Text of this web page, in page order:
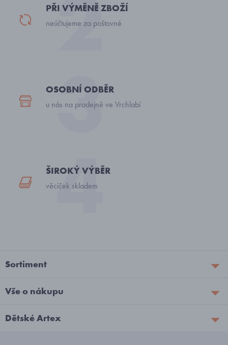
PŘI VÝMĚNĚ ZBOŽÍ
neúčtujeme za poštovné
OSOBNÍ ODBĚR
u nás na prodejně ve Vrchlabí
ŠIROKÝ VÝBĚR
věciček skladem
Sortiment
Vše o nákupu
Dětské Artex